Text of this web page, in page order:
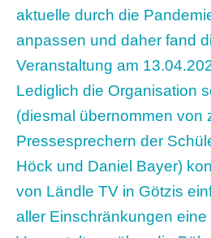
aktuelle durch die
anpassen und daher fand
Veranstaltung am
Lediglich die Organisation
(diesmal übernommen von
Pressesprechern der
Höck und Daniel Bayer)
von Ländle TV in Götzis
aller Einschränkungen eine